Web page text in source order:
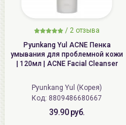
/ 2 отзыва
Pyunkang Yul ACNE Пенка
умывания для проблемной кожи
| 120мл | ACNE Facial Cleanser
Pyunkang Yul (Корея)
Код: 8809486680667
39.90 руб.